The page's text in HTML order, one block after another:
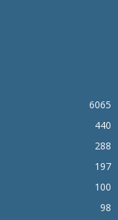
6065
440
288
197
100
98